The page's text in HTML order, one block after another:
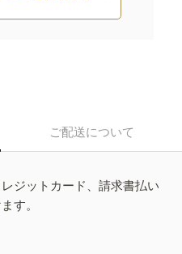
ご配送について
ジットカード、請求書払い
す。